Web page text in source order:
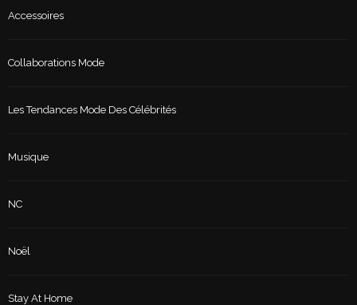
Accessoires
Collaborations Mode
Les Tendances Mode Des Célébrités
Musique
NC
Noël
Stay At Home